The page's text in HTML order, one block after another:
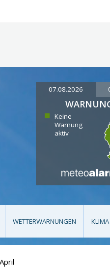
07.08.2026
Keine
Warnung
aktiv
WETTERWARNUNGEN KLIMA
April